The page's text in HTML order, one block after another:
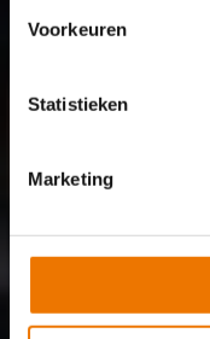
Voorkeuren
Statistieken
Marketing